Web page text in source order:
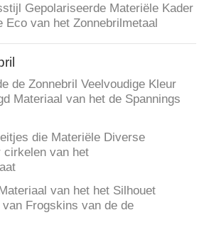
Gepolariseerde Materiële Kader
Eco van het Zonnebrilmetaal
de Zonnebril Veelvoudige Kleur
Materiaal van het de Spannings
die Materiële Diverse
cirkelen van het
van het het Silhouet
Frogskins van de de